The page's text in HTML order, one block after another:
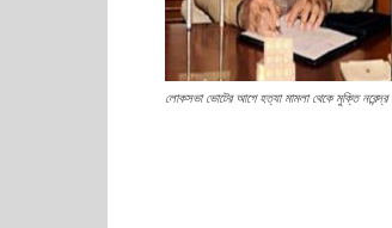
লোকসভা ভোটের আগে হত্যা মামলা থেকে মুক্তি